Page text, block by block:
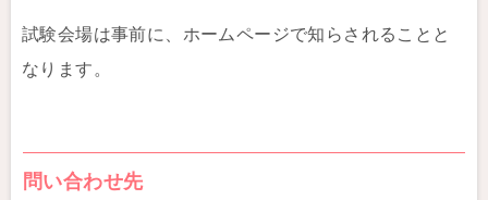
試験会場は事前に、ホームページで知らされることと
なります。
問い合わせ先